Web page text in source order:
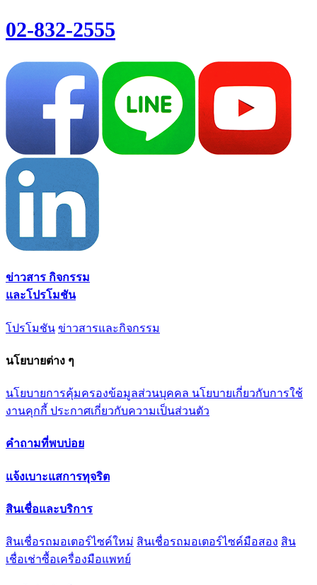
02-832-2555
ข่าวสาร กิจกรรม
และโปรโมชัน
โปรโมชัน ข่าวสารและกิจกรรม
นโยบายต่าง ๆ
นโยบายการคุ้มครองข้อมูลส่วนบุคคล นโยบายเกี่ยวกับการใช้
งานคุกกี้ ประกาศเกี่ยวกับความเป็นส่วนตัว
คำถามที่พบบ่อย
แจ้งเบาะแสการทุจริต
สินเชื่อและบริการ
สินเชื่อรถมอเตอร์ไซค์ใหม่ สินเชื่อรถมอเตอร์ไซค์มือสอง สิน
เชื่อเช่าซื้อเครื่องมือแพทย์